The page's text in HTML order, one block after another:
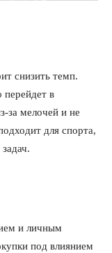
снизить темп.
перейдет в
за мелочей и не
для спорта,
и личным
под влиянием